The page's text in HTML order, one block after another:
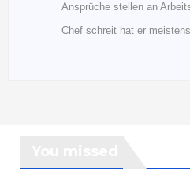
Ansprüche stellen an
Chef schreit hat er